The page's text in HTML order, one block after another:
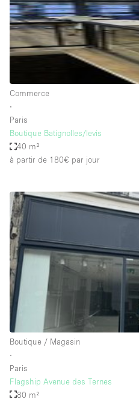
Espace Epuré / Minimaliste
Exposition Véhicules
Internet
Mobilier
Portants
Presentoir Vitrine
Réserve
Salle de Bain
Smoking Area
Soundproof
Style Haussmannien
Sur Rue
Commerce
∙
Paris
Boutique Batignolles/levis
40 m²
à partir de 180€ par jour
Boutique / Magasin
∙
Paris
Flagship Avenue des Ternes
80 m²